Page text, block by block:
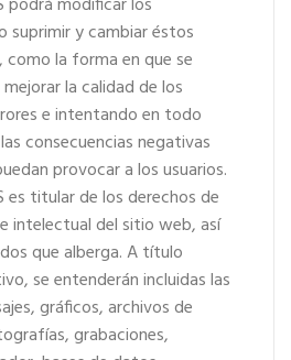
suprimir y cambiar éstos
la forma en que se
la calidad de los
e intentando en todo
consecuencias negativas
provocar a los usuarios.
es titular de los derechos de
intelectual del sitio web, así
que alberga. A título
se entenderán incluidas las
gráficos, archivos de
grabaciones,